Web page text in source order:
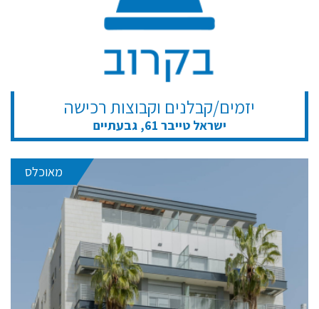
יזמים/קבלנים וקבוצות רכישה
ישראל טייבר 61, גבעתיים
מאוכלס